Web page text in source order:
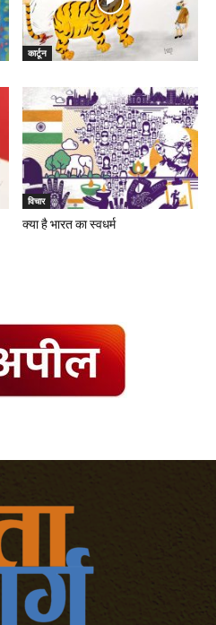
कार्टून
विचार
क्या है भारत का स्वधर्म